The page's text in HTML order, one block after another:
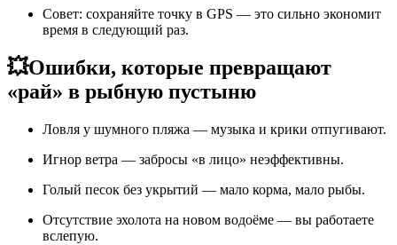
Совет: сохраняйте точку в GPS — это сильно экономит
время в следующий раз.
💥Ошибки, которые превращают
«рай» в рыбную пустыню
Ловля у шумного пляжа — музыка и крики отпугивают.
Игнор ветра — забросы «в лицо» неэффективны.
Голый песок без укрытий — мало корма, мало рыбы.
Отсутствие эхолота на новом водоёме — вы работаете
вслепую.